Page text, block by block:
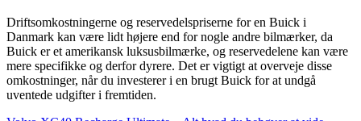
Driftsomkostningerne og reservedelspriserne for en Buick i
Danmark kan være lidt højere end for nogle andre bilmærker, da
Buick er et amerikansk luksusbilmærke, og reservedelene kan være
mere specifikke og derfor dyrere. Det er vigtigt at overveje disse
omkostninger, når du investerer i en brugt Buick for at undgå
uventede udgifter i fremtiden.